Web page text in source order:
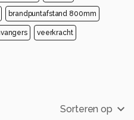
brandpuntafstand 800mm
veerkracht
Sorteren op